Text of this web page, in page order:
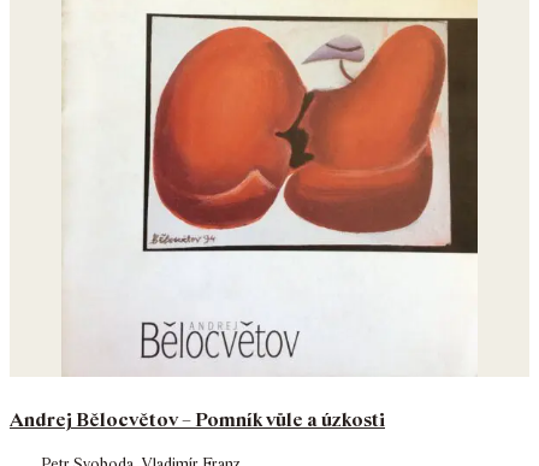
Andrej Bělocvětov – Pomník vůle a úzkosti